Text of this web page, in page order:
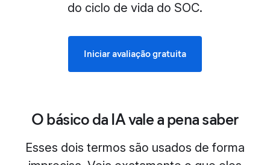
do ciclo de vida do SOC.
Iniciar avaliação gratuita
O básico da IA vale a pena saber
Esses dois termos são usados de forma